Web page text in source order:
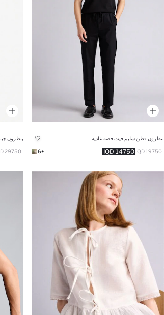
بنطرون قطن سليم فيت قصة عادية
14750 IQD 19750 IQD
+6
29750 IQD